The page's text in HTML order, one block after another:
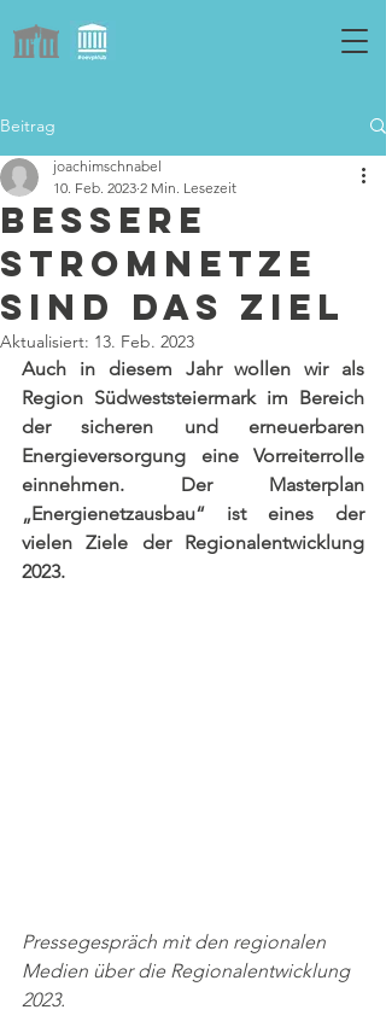
Beitrag
Bessere
Stromnetze
sind das Ziel
joachimschnabel
10. Feb. 2023 2 Min. Lesezeit
Aktualisiert: 13. Feb. 2023
Auch in diesem Jahr wollen wir als
Region Südweststeiermark im Bereich
der sicheren und erneuerbaren
Energieversorgung eine Vorreiterrolle
einnehmen. Der Masterplan
„Energienetzausbau“ ist eines der
vielen Ziele der Regionalentwicklung
2023.
Pressegespräch mit den regionalen
Medien über die Regionalentwicklung
2023.